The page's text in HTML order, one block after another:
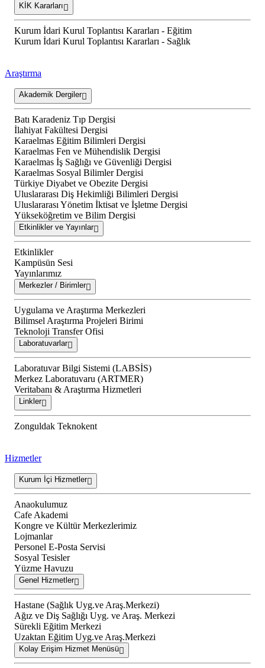
KİK Kararları
Kurum İdari Kurul Toplantısı Kararları - Eğitim
Kurum İdari Kurul Toplantısı Kararları - Sağlık
Araştırma
Akademik Dergiler
Batı Karadeniz Tıp Dergisi
İlahiyat Fakültesi Dergisi
Karaelmas Eğitim Bilimleri Dergisi
Karaelmas Fen ve Mühendislik Dergisi
Karaelmas İş Sağlığı ve Güvenliği Dergisi
Karaelmas Sosyal Bilimler Dergisi
Türkiye Diyabet ve Obezite Dergisi
Uluslararası Diş Hekimliği Bilimleri Dergisi
Uluslararası Yönetim İktisat ve İşletme Dergisi
Yükseköğretim ve Bilim Dergisi
Etkinlikler ve Yayınlar
Etkinlikler
Kampüsün Sesi
Yayınlarımız
Merkezler / Birimler
Uygulama ve Araştırma Merkezleri
Bilimsel Araştırma Projeleri Birimi
Teknoloji Transfer Ofisi
Laboratuvarlar
Laboratuvar Bilgi Sistemi (LABSİS)
Merkez Laboratuvaru (ARTMER)
Veritabanı & Araştırma Hizmetleri
Linkler
Zonguldak Teknokent
Hizmetler
Kurum İçi Hizmetler
Anaokulumuz
Cafe Akademi
Kongre ve Kültür Merkezlerimiz
Lojmanlar
Personel E-Posta Servisi
Sosyal Tesisler
Yüzme Havuzu
Genel Hizmetler
Hastane (Sağlık Uyg.ve Araş.Merkezi)
Ağız ve Diş Sağlığı Uyg. ve Araş. Merkezi
Sürekli Eğitim Merkezi
Uzaktan Eğitim Uyg.ve Araş.Merkezi
Kolay Erişim Hizmet Menüsü